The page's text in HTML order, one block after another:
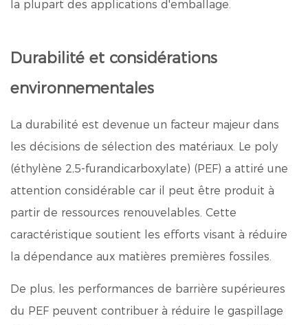
la plupart des applications d'emballage.
Durabilité et considérations
environnementales
La durabilité est devenue un facteur majeur dans
les décisions de sélection des matériaux. Le poly
(éthylène 2,5-furandicarboxylate) (PEF) a attiré une
attention considérable car il peut être produit à
partir de ressources renouvelables. Cette
caractéristique soutient les efforts visant à réduire
la dépendance aux matières premières fossiles.
De plus, les performances de barrière supérieures
du PEF peuvent contribuer à réduire le gaspillage